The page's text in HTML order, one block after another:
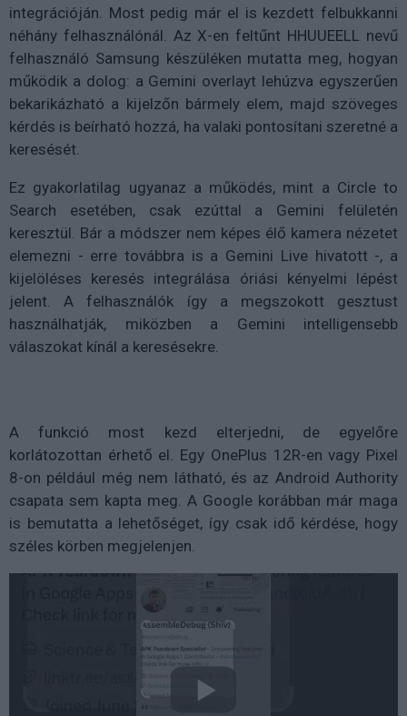
integrációján. Most pedig már el is kezdett felbukkanni
néhány felhasználónál. Az X-en feltűnt HHUUEELL nevű
felhasználó Samsung készüléken mutatta meg, hogyan
működik a dolog: a Gemini overlayt lehúzva egyszerűen
bekarikázható a kijelzőn bármely elem, majd szöveges
kérdés is beírható hozzá, ha valaki pontosítani szeretné a
keresését.
Ez gyakorlatilag ugyanaz a működés, mint a Circle to
Search esetében, csak ezúttal a Gemini felületén
keresztül. Bár a módszer nem képes élő kamera nézetet
elemezni - erre továbbra is a Gemini Live hivatott -, a
kijelöléses keresés integrálása óriási kényelmi lépést
jelent. A felhasználók így a megszokott gesztust
használhatják, miközben a Gemini intelligensebb
válaszokat kínál a keresésekre.
A funkció most kezd elterjedni, de egyelőre
korlátozottan érhető el. Egy OnePlus 12R-en vagy Pixel
8-on például még nem látható, és az Android Authority
csapata sem kapta meg. A Google korábban már maga
is bemutatta a lehetőséget, így csak idő kérdése, hogy
széles körben megjelenjen.